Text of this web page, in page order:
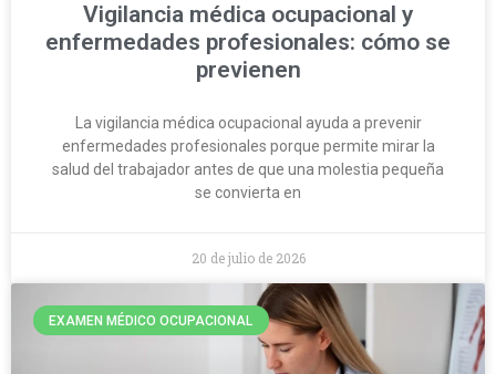
Vigilancia médica ocupacional y
enfermedades profesionales: cómo se
previenen
La vigilancia médica ocupacional ayuda a prevenir
enfermedades profesionales porque permite mirar la
salud del trabajador antes de que una molestia pequeña
se convierta en
20 de julio de 2026
EXAMEN MÉDICO OCUPACIONAL